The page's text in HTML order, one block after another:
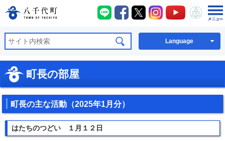
八千代町公式ホームページ
八千代町LINE
八千代町Facebook
八千代町X八千代町Instagram
八千代町
八千
Language
町長の部屋
町長の主な活動（2025年1月分）
はたちのつどい １月１２日